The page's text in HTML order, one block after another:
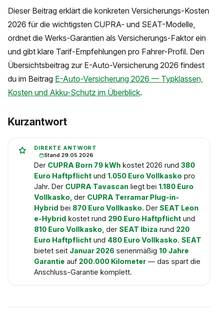
Dieser Beitrag erklärt die konkreten Versicherungs-Kosten
2026 für die wichtigsten CUPRA- und SEAT-Modelle,
ordnet die Werks-Garantien als Versicherungs-Faktor ein
und gibt klare Tarif-Empfehlungen pro Fahrer-Profil. Den
Übersichtsbeitrag zur E-Auto-Versicherung 2026 findest
du im Beitrag E-Auto-Versicherung 2026 — Typklassen,
Kosten und Akku-Schutz im Überblick.
Kurzantwort
DIREKTE ANTWORT
Stand 29.05.2026
Der CUPRA Born 79 kWh kostet 2026 rund 380
Euro Haftpflicht und 1.050 Euro Vollkasko pro
Jahr. Der CUPRA Tavascan liegt bei 1.180 Euro
Vollkasko , der CUPRA Terramar Plug-in-
Hybrid bei 870 Euro Vollkasko. Der SEAT Leon
e-Hybrid kostet rund 290 Euro Haftpflicht und
810 Euro Vollkasko , der SEAT Ibiza rund 220
Euro Haftpflicht und 480 Euro Vollkasko. SEAT
bietet seit Januar 2026 serienmäßig 10 Jahre
Garantie auf 200.000 Kilometer — das spart die
Anschluss-Garantie komplett.